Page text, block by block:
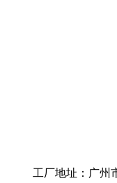
工厂地址：广州